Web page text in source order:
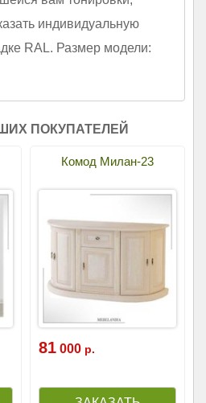
индивидуальную
RAL. Размер модели:
ПОКУПАТЕЛЕЙ
Комод Милан-23
81 000 р.